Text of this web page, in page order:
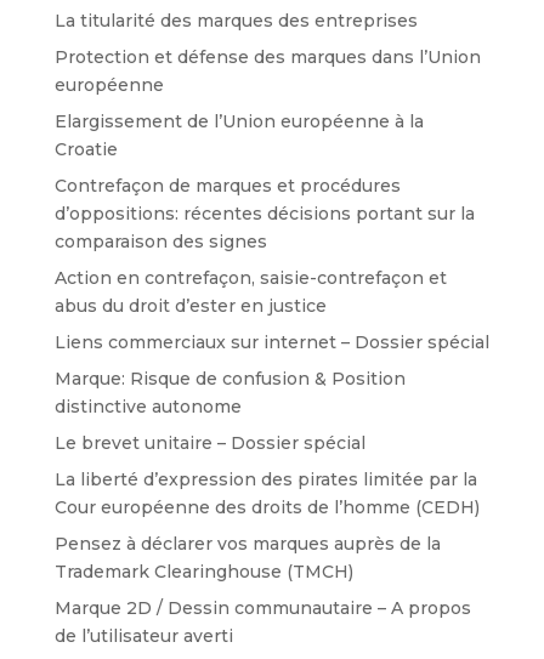
La titularité des marques des entreprises
Protection et défense des marques dans l’Union
européenne
Elargissement de l’Union européenne à la
Croatie
Contrefaçon de marques et procédures
d’oppositions: récentes décisions portant sur la
comparaison des signes
Action en contrefaçon, saisie-contrefaçon et
abus du droit d’ester en justice
Liens commerciaux sur internet – Dossier spécial
Marque: Risque de confusion & Position
distinctive autonome
Le brevet unitaire – Dossier spécial
La liberté d’expression des pirates limitée par la
Cour européenne des droits de l’homme (CEDH)
Pensez à déclarer vos marques auprès de la
Trademark Clearinghouse (TMCH)
Marque 2D / Dessin communautaire – A propos
de l’utilisateur averti